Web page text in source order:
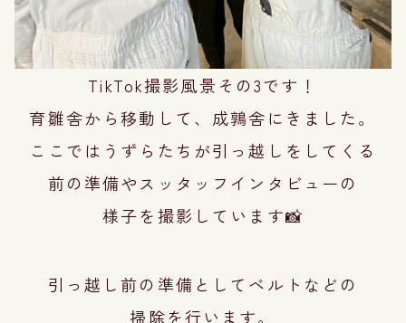
TikTok撮影風景その3です！
育雛舎から移動して、成鶉舎にきました。
ここではうずらたちが引っ越しをしてくる
前の準備やスッタッフインタビューの
様子を撮影していま す📸
引っ越し前の準備としてベルトなどの
掃除を行います。